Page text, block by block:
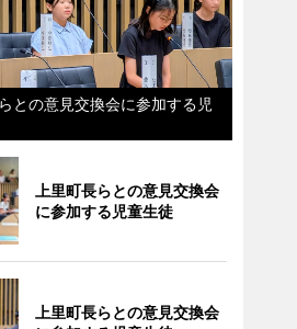
との意見交換会に参加する児
上里町長らとの意見交換会
に参加する児童生徒
上里町長らとの意見交換会